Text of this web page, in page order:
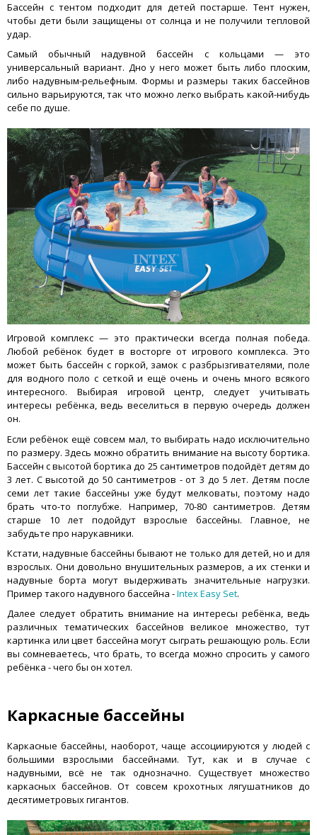
Бассейн с тентом подходит для детей постарше. Тент нужен,
чтобы дети были защищены от солнца и не получили тепловой
удар.
Самый обычный надувной бассейн с кольцами — это
универсальный вариант. Дно у него может быть либо плоским,
либо надувным-рельефным. Формы и размеры таких бассейнов
сильно варьируются, так что можно легко выбрать какой-нибудь
себе по душе.
Игровой комплекс — это практически всегда полная победа.
Любой ребёнок будет в восторге от игрового комплекса. Это
может быть бассейн с горкой, замок с разбрызгивателями, поле
для водного поло с сеткой и ещё очень и очень много всякого
интересного. Выбирая игровой центр, следует учитывать
интересы ребёнка, ведь веселиться в первую очередь должен
он.
Если ребёнок ещё совсем мал, то выбирать надо исключительно
по размеру. Здесь можно обратить внимание на высоту бортика.
Бассейн с высотой бортика до 25 сантиметров подойдёт детям до
3 лет. С высотой до 50 сантиметров - от 3 до 5 лет. Детям после
семи лет такие бассейны уже будут мелковаты, поэтому надо
брать что-то поглубже. Например, 70-80 сантиметров. Детям
старше 10 лет подойдут взрослые бассейны. Главное, не
забудьте про нарукавники.
Кстати, надувные бассейны бывают не только для детей, но и для
взрослых. Они довольно внушительных размеров, а их стенки и
надувные борта могут выдерживать значительные нагрузки.
Пример такого надувного бассейна -Intex Easy Set.
Далее следует обратить внимание на интересы ребёнка, ведь
различных тематических бассейнов великое множество, тут
картинка или цвет бассейна могут сыграть решающую роль. Если
вы сомневаетесь, что брать, то всегда можно спросить у самого
ребёнка - чего бы он хотел.
Каркасные бассейны
Каркасные бассейны, наоборот, чаще ассоциируются у людей с
большими взрослыми бассейнами. Тут, как и в случае с
надувными, всё не так однозначно. Существует множество
каркасных бассейнов. От совсем крохотных лягушатников до
десятиметровых гигантов.